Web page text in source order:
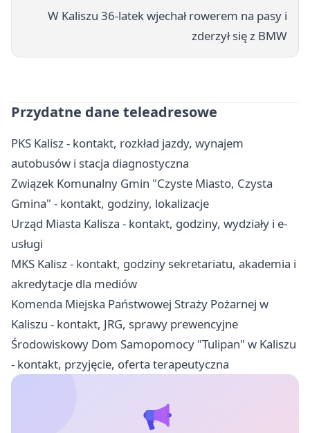
W Kaliszu 36-latek wjechał rowerem na pasy i
zderzył się z BMW
Przydatne dane teleadresowe
PKS Kalisz - kontakt, rozkład jazdy, wynajem
autobusów i stacja diagnostyczna
Związek Komunalny Gmin "Czyste Miasto, Czysta
Gmina" - kontakt, godziny, lokalizacje
Urząd Miasta Kalisza - kontakt, godziny, wydziały i e-
usługi
MKS Kalisz - kontakt, godziny sekretariatu, akademia i
akredytacje dla mediów
Komenda Miejska Państwowej Straży Pożarnej w
Kaliszu - kontakt, JRG, sprawy prewencyjne
Środowiskowy Dom Samopomocy "Tulipan" w Kaliszu
- kontakt, przyjęcie, oferta terapeutyczna